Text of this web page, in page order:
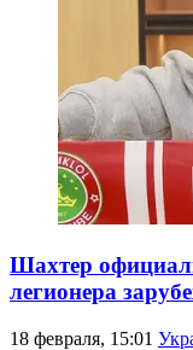
Шахтер
легионера
18 февраля, 15:01